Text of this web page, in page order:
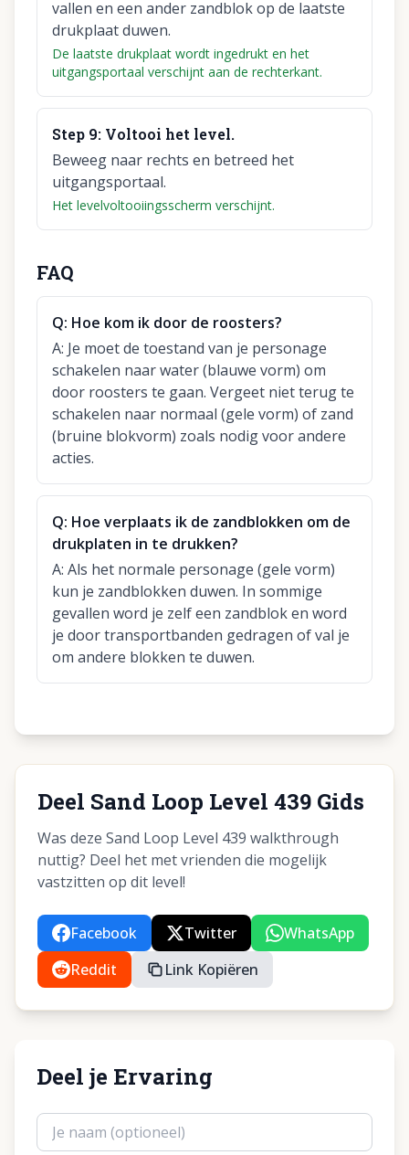
vallen en een ander zandblok op de laatste
drukplaat duwen.
De laatste drukplaat wordt ingedrukt en het
uitgangsportaal verschijnt aan de rechterkant.
Step 9: Voltooi het level.
Beweeg naar rechts en betreed het
uitgangsportaal.
Het levelvoltooiingsscherm verschijnt.
FAQ
Q: Hoe kom ik door de roosters?
A: Je moet de toestand van je personage
schakelen naar water (blauwe vorm) om
door roosters te gaan. Vergeet niet terug te
schakelen naar normaal (gele vorm) of zand
(bruine blokvorm) zoals nodig voor andere
acties.
Q: Hoe verplaats ik de zandblokken om de
drukplaten in te drukken?
A: Als het normale personage (gele vorm)
kun je zandblokken duwen. In sommige
gevallen word je zelf een zandblok en word
je door transportbanden gedragen of val je
om andere blokken te duwen.
Deel Sand Loop Level 439 Gids
Was deze Sand Loop Level 439 walkthrough
nuttig? Deel het met vrienden die mogelijk
vastzitten op dit level!
Facebook Twitter
WhatsApp
Reddit
Link Kopiëren
Deel je Ervaring